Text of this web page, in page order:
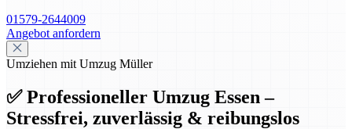
01579-2644009
Angebot anfordern
Umziehen mit Umzug Müller
✅ Professioneller Umzug Essen –
Stressfrei, zuverlässig & reibungslos